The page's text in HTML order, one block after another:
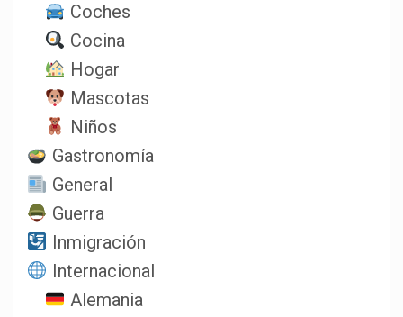
Coches
Cocina
Hogar
Mascotas
Niños
Gastronomía
General
Guerra
Inmigración
Internacional
Alemania